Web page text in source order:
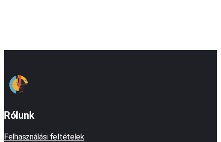
Rólunk
Felhasználási feltételek